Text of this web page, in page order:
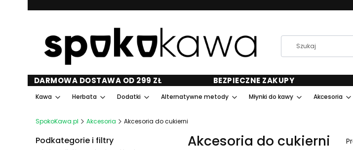
DARMOWA DOSTAWA OD 299 ZŁ BEZPIECZNE ZAKUPY
Kawa Herbata Dodatki Alternatywne metody Młynki do kawy Akcesoria
SpokoKawa.pl Akcesoria Akcesoria do cukierni
Podkategorie i filtry Akcesoria do cukierni